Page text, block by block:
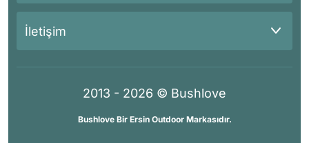
İletişim
2013 - 2026 © Bushlove
Bushlove Bir Ersin Outdoor Markasıdır.